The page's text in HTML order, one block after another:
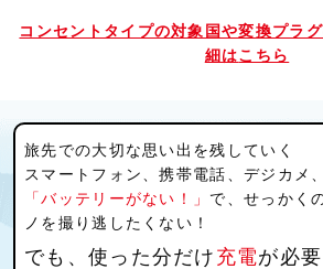
コンセントタイプの対象国や変換プラ
細はこちら
旅先での大切な思い出を残していく
スマートフォン、携帯電話、デジカメ
「バッテリーがない！」 で、せっかく
ノを撮り逃したくない！
でも、使った分だけ 充電が必要